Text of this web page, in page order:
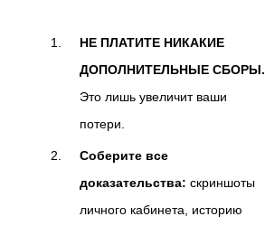
НЕ ПЛАТИТЕ НИКАКИЕ
ДОПОЛНИТЕЛЬНЫЕ СБОРЫ.
Это лишь увеличит ваши
потери.
Соберите все
доказательства: скриншоты
личного кабинета, историю